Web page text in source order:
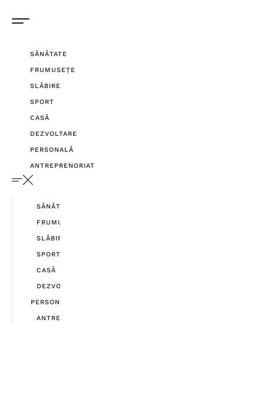
SĂNĂTATE
FRUMUSEȚE
SLĂBIRE
SPORT
CASĂ
DEZVOLTARE
PERSONALĂ
ANTREPRENORIAT
SĂNĂTATE
FRUMUSEȚE
SLĂBIRE
SPORT
CASĂ
DEZVOLTARE
PERSONALĂ
ANTREPRENORIAT